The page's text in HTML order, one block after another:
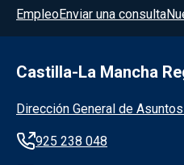
Menú del pie
EmpleoEnviar una consulta
Castilla-La Mancha
Información de la
Dirección General de
925 238 048